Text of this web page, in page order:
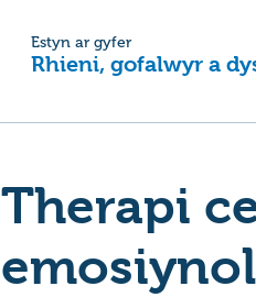
Estyn ar gyfer
Rhieni, gofalwyr a
Therapi